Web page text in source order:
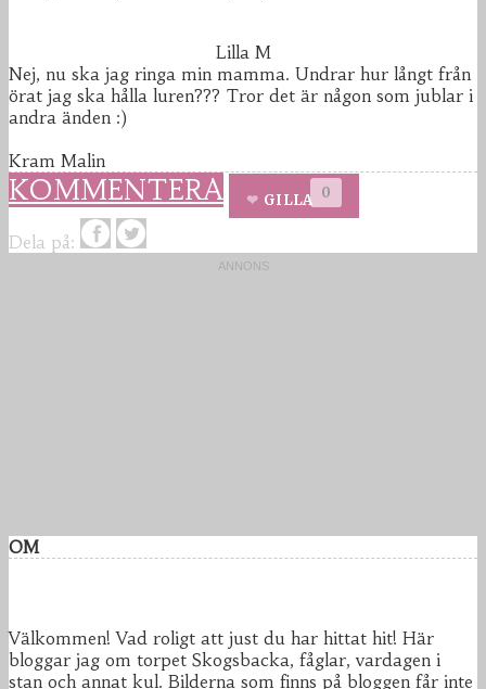
Lilla M
Nej, nu ska jag ringa min mamma. Undrar hur långt från
örat jag ska hålla luren??? Tror det är någon som jublar i
andra änden :)
Kram Malin
KOMMENTERA 0
GILLA
Dela på:
OM
Välkommen! Vad roligt att just du har hittat hit! Här
bloggar jag om torpet Skogsbacka, fåglar, vardagen i
stan och annat kul. Bilderna som finns på bloggen får inte